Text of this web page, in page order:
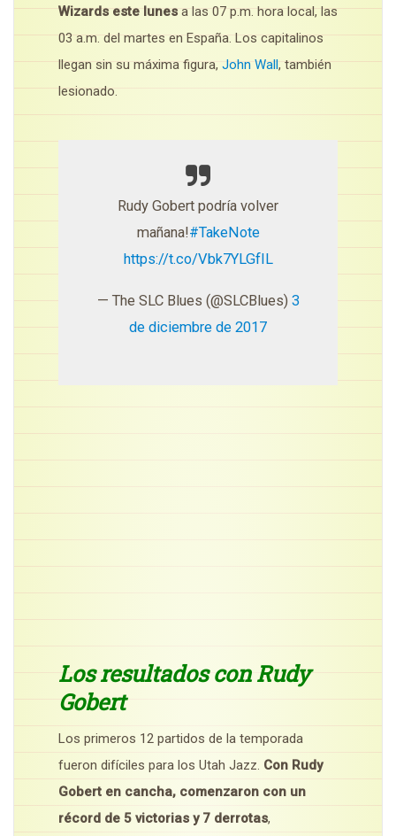
Wizards este lunes a las 07 p.m. hora local, las
03 a.m. del martes en España. Los capitalinos
llegan sin su máxima figura, John Wall, también
lesionado.
Rudy Gobert podría volver
mañana!#TakeNote
https://t.co/Vbk7YLGfIL
— The SLC Blues (@SLCBlues) 3
de diciembre de 2017
Los resultados con Rudy
Gobert
Los primeros 12 partidos de la temporada
fueron difíciles para los Utah Jazz. Con Rudy
Gobert en cancha, comenzaron con un
récord de 5 victorias y 7 derrotas,